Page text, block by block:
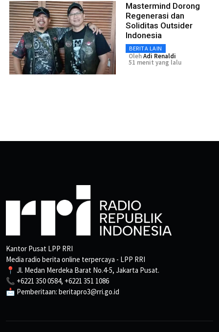
Mastermind Dorong
Regenerasi dan
Soliditas Outsider
Indonesia
BERITA LAIN
OlehAdi Renaldi
51 menit yang lalu
Kantor Pusat LPP RRI
Media radio berita online terpercaya - LPP RRI
📍 Jl. Medan Merdeka Barat No.4-5, Jakarta Pusat.
📞 +6221 350 0584, +6221 351 1086
📩 Pemberitaan: beritapro3@rri.go.id